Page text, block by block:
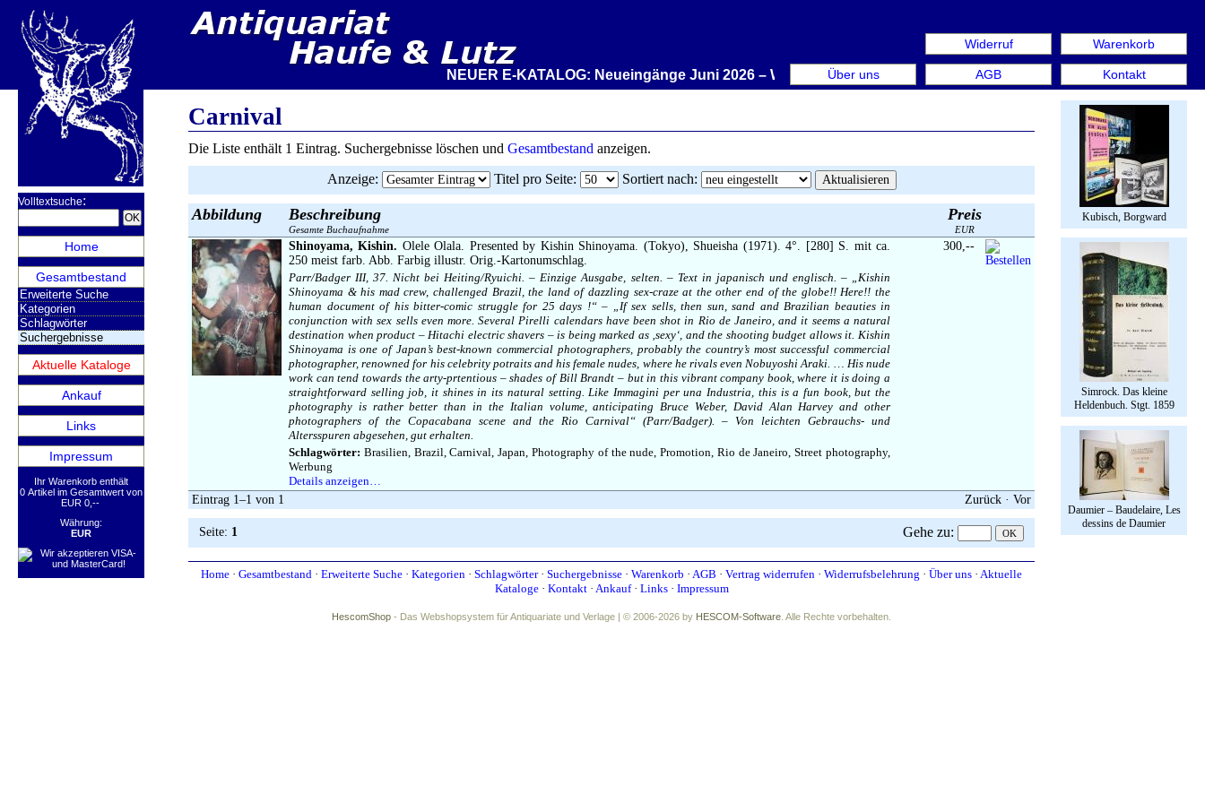
Warenkorb
Kontakt
Widerruf
AGB
Über uns
NEUER E-KATALOG: Neueingänge Juni 2026 – Wir stellen aus: Rare Book Week Berlin. Internationale Messe
Volltextsuche:
Home
Gesamtbestand
Erweiterte Suche
Kategorien
Schlagwörter
Suchergebnisse
Aktuelle Kataloge
Ankauf
Links
Impressum
Ihr Warenkorb enthält
0 Artikel im Gesamtwert von
EUR 0,--
Währung:
EUR
Kubisch, Borgward
Simrock. Das kleine
Heldenbuch. Stgt. 1859
Daumier – Baudelaire, Les
dessins de Daumier
Carnival
Die Liste enthält 1 Eintrag. Suchergebnisse löschen und Gesamtbestand anzeigen.
Anzeige: Titel pro Seite: Sortiert nach:
Abbildung Beschreibung
Gesamte Buchaufnahme
Preis
EUR
Shinoyama, Kishin. Olele Olala. Presented by Kishin Shinoyama. (Tokyo), Shueisha (1971). 4°. [280] S. mit ca.
250 meist farb. Abb. Farbig illustr. Orig.-Kartonumschlag.
Parr/Badger III, 37. Nicht bei Heiting/Ryuichi. – Einzige Ausgabe, selten. – Text in japanisch und englisch. – „Kishin
Shinoyama & his mad crew, challenged Brazil, the land of dazzling sex-craze at the other end of the globe!! Here!! the
human document of his bitter-comic struggle for 25 days !“ – „If sex sells, then sun, sand and Brazilian beauties in
conjunction with sex sells even more. Several Pirelli calendars have been shot in Rio de Janeiro, and it seems a natural
destination when product – Hitachi electric shavers – is being marked as ‚sexy‘, and the shooting budget allows it. Kishin
Shinoyama is one of Japan’s best-known commercial photographers, probably the country’s most successful commercial
photographer, renowned for his celebrity potraits and his female nudes, where he rivals even Nobuyoshi Araki. … His nude
work can tend towards the arty-prtentious – shades of Bill Brandt – but in this vibrant company book, where it is doing a
straightforward selling job, it shines in its natural setting. Like Immagini per una Industria, this is a fun book, but the
photography is rather better than in the Italian volume, anticipating Bruce Weber, David Alan Harvey and other
photographers of the Copacabana scene and the Rio Carnival“ (Parr/Badger). – Von leichten Gebrauchs- und
Altersspuren abgesehen, gut erhalten.
Schlagwörter: Brasilien, Brazil, Carnival, Japan, Photography of the nude, Promotion, Rio de Janeiro, Street photography,
Werbung
Details anzeigen…
300,--
Eintrag 1–1 von 1 Zurück · Vor
Seite: 1 Gehe zu:
Home · Gesamtbestand · Erweiterte Suche · Kategorien · Schlagwörter· Suchergebnisse · Warenkorb · AGB · Vertrag widerrufen · Widerrufsbelehrung · Über uns · Aktuelle
Kataloge· Kontakt· Ankauf· Links· Impressum
HescomShop - Das Webshopsystem für Antiquariate und Verlage | © 2006-2026 by HESCOM-Software . Alle Rechte vorbehalten.